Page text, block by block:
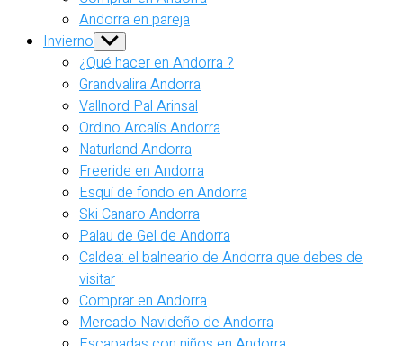
Andorra en pareja
Invierno Show
sub
menu
¿Qué hacer en Andorra ?
Grandvalira Andorra
Vallnord Pal Arinsal
Ordino Arcalís Andorra
Naturland Andorra
Freeride en Andorra
Esquí de fondo en Andorra
Ski Canaro Andorra
Palau de Gel de Andorra
Caldea: el balneario de Andorra que debes de
visitar
Comprar en Andorra
Mercado Navideño de Andorra